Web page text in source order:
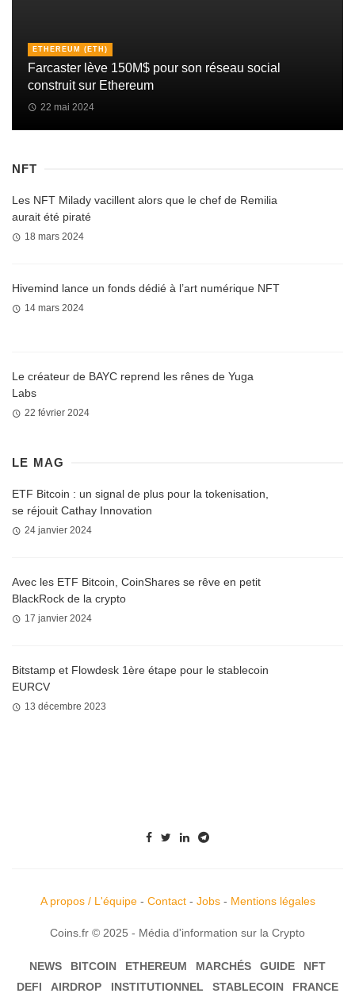
ETHEREUM (ETH)
Farcaster lève 150M$ pour son réseau social
construit sur Ethereum
22 mai 2024
NFT
Les NFT Milady vacillent alors que le chef de Remilia
aurait été piraté
18 mars 2024
Hivemind lance un fonds dédié à l’art numérique NFT
14 mars 2024
Le créateur de BAYC reprend les rênes de Yuga
Labs
22 février 2024
LE MAG
ETF Bitcoin : un signal de plus pour la tokenisation,
se réjouit Cathay Innovation
24 janvier 2024
Avec les ETF Bitcoin, CoinShares se rêve en petit
BlackRock de la crypto
17 janvier 2024
Bitstamp et Flowdesk 1ère étape pour le stablecoin
EURCV
13 décembre 2023
A propos / L'équipe- Contact- Jobs- Mentions légales
Coins.fr © 2025 - Média d'information sur la Crypto
NEWS BITCOIN ETHEREUM MARCHÉS GUIDE
NFT
DEFI
AIRDROP INSTITUTIONNEL STABLECOIN
FRANCE